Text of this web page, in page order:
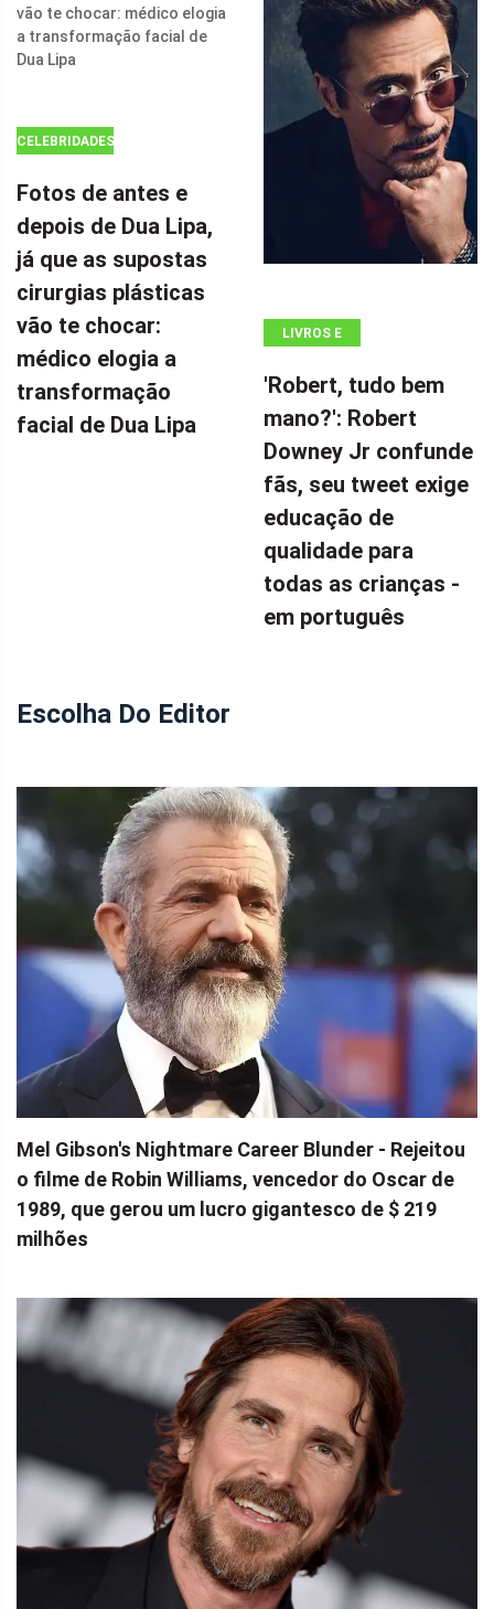
SEU FILME DE
AÇÃO DE $ 100
MILHÕES POR
CELEBRIDADES
Fotos de antes e
depois de Dua Lipa,
já que as supostas
cirurgias plásticas
vão te chocar:
médico elogia a
transformação
facial de Dua Lipa
LIVROS E
'Robert, tudo bem
mano?': Robert
Downey Jr confunde
fãs, seu tweet exige
educação de
qualidade para
todas as crianças -
em português
Escolha Do Editor
Mel Gibson's Nightmare Career Blunder - Rejeitou
o filme de Robin Williams, vencedor do Oscar de
1989, que gerou um lucro gigantesco de $ 219
milhões